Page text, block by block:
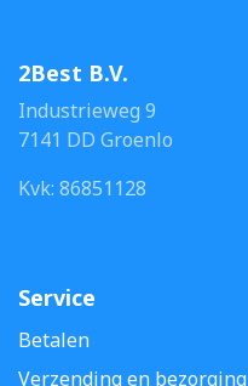
2Best B.V.
Industrieweg 9
7141 DD Groenlo
Kvk: 86851128
Service
Betalen
Verzending en bezorging